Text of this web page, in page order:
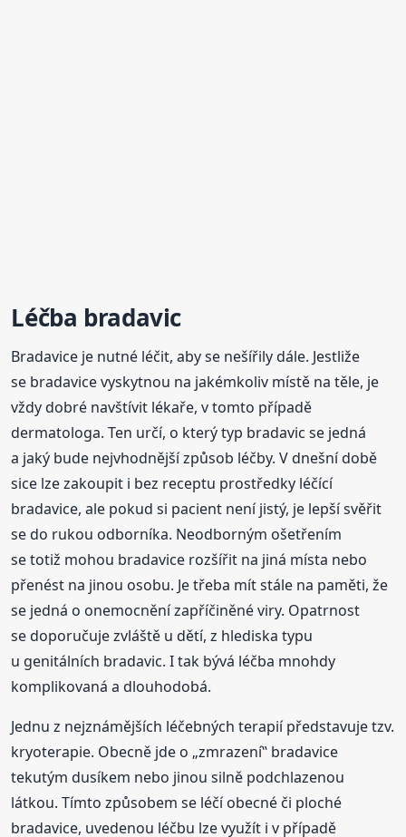
Léčba bradavic
Bradavice je nutné léčit, aby se nešířily dále. Jestliže
se bradavice vyskytnou na jakémkoliv místě na těle, je
vždy dobré navštívit lékaře, v tomto případě
dermatologa. Ten určí, o který typ bradavic se jedná
a jaký bude nejvhodnější způsob léčby. V dnešní době
sice lze zakoupit i bez receptu prostředky léčící
bradavice, ale pokud si pacient není jistý, je lepší svěřit
se do rukou odborníka. Neodborným ošetřením
se totiž mohou bradavice rozšířit na jiná místa nebo
přenést na jinou osobu. Je třeba mít stále na paměti, že
se jedná o onemocnění zapříčiněné viry. Opatrnost
se doporučuje zvláště u dětí, z hlediska typu
u genitálních bradavic. I tak bývá léčba mnohdy
komplikovaná a dlouhodobá.
Jednu z nejznámějších léčebných terapií představuje tzv.
kryoterapie. Obecně jde o „zmrazení‟ bradavice
tekutým dusíkem nebo jinou silně podchlazenou
látkou. Tímto způsobem se léčí obecné či ploché
bradavice, uvedenou léčbu lze využít i v případě